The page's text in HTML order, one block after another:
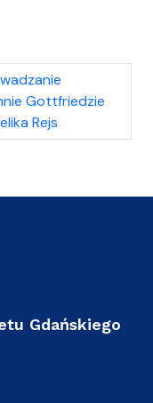
Gottfriedzie
Rejs
Gdańskiego